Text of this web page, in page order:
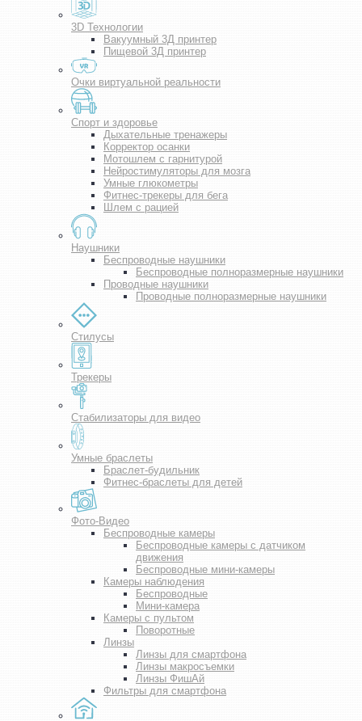
3D Технологии
Вакуумный 3Д принтер
Пищевой 3Д принтер
Очки виртуальной реальности
Спорт и здоровье
Дыхательные тренажеры
Корректор осанки
Мотошлем с гарнитурой
Нейростимуляторы для мозга
Умные глюкометры
Фитнес-трекеры для бега
Шлем с рацией
Наушники
Беспроводные наушники
Беспроводные полноразмерные наушники
Проводные наушники
Проводные полноразмерные наушники
Стилусы
Трекеры
Стабилизаторы для видео
Умные браслеты
Браслет-будильник
Фитнес-браслеты для детей
Фото-Видео
Беспроводные камеры
Беспроводные камеры с датчиком
движения
Беспроводные мини-камеры
Камеры наблюдения
Беспроводные
Мини-камера
Камеры с пультом
Поворотные
Линзы
Линзы для смартфона
Линзы макросъемки
Линзы ФишАй
Фильтры для смартфона